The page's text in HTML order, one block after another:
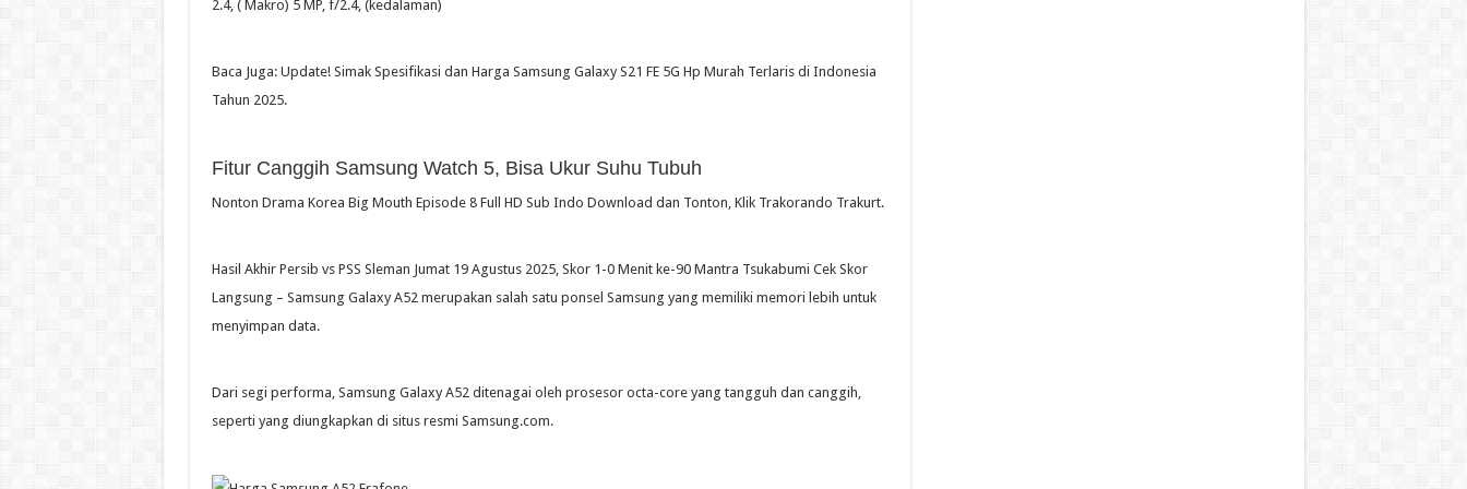
2.4, ( Makro) 5 MP, f/2.4, (kedalaman)
Baca Juga: Update! Simak Spesifikasi dan Harga Samsung Galaxy S21 FE 5G Hp Murah Terlaris di Indonesia
Tahun 2025.
Fitur Canggih Samsung Watch 5, Bisa Ukur Suhu Tubuh
Nonton Drama Korea Big Mouth Episode 8 Full HD Sub Indo Download dan Tonton, Klik Trakorando Trakurt.
Hasil Akhir Persib vs PSS Sleman Jumat 19 Agustus 2025, Skor 1-0 Menit ke-90 Mantra Tsukabumi Cek Skor
Langsung – Samsung Galaxy A52 merupakan salah satu ponsel Samsung yang memiliki memori lebih untuk
menyimpan data.
Dari segi performa, Samsung Galaxy A52 ditenagai oleh prosesor octa-core yang tangguh dan canggih,
seperti yang diungkapkan di situs resmi Samsung.com.